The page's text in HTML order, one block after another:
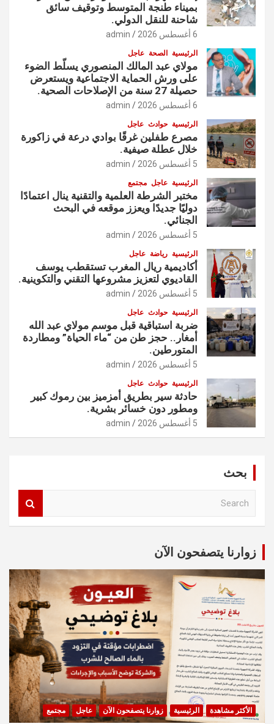
بميناء طنجة المتوسط وتوقيف سائق
شاحنة للنقل الدولي.
6 أغسطس 2026 admin
الرئيسية الصحة عاجل
مولاي عبد المالك المنصوري يسلّط الضوء
على ورش الحماية الاجتماعية ويستعرض
حصيلة 27 سنة من الإصلاحات الصحية.
6 أغسطس 2026 admin
الرئيسية حوادث عاجل
مصرع طفلين غرقًا بوادي درعة في زاكورة
خلال عطلة صيفية.
5 أغسطس 2026 admin
الرئيسية عاجل مجتمع
مختبر الشرطة العلمية والتقنية ينال اعتمادًا
دوليًا جديدًا ويعزز موقعه في البحث
الجنائي.
5 أغسطس 2026 admin
الرئيسية رياضة عاجل
أكاديمية ريال المغرب تستقطب يوسف
القاديوي لتعزيز مشروعها التقني والتكوينية.
5 أغسطس 2026 admin
الرئيسية حوادث عاجل
ضربة استباقية قبل موسم مولاي عبد الله
أمغار.. حجز طن من “ماء الحياة” ومطاردة
المتورطين.
5 أغسطس 2026 admin
الرئيسية حوادث عاجل
حادثة سير بطريق أمزميز بين رموك كبير
ومطور دون خسائر بشرية.
5 أغسطس 2026 admin
بحث
c
h
زوارنا يتصفحون الآن
الأكثر مشاهدة الرئيسية زوارنا يتصفحون الآن عاجل مجتمع